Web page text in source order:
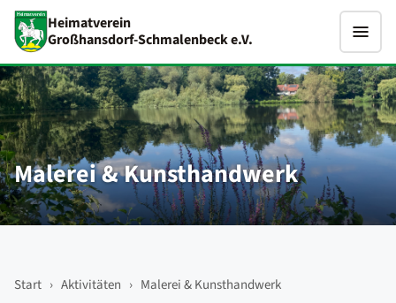
Heimatverein
Großhansdorf-Schmalenbeck e.V.
Malerei & Kunsthandwerk
Start › Aktivitäten › Malerei & Kunsthandwerk